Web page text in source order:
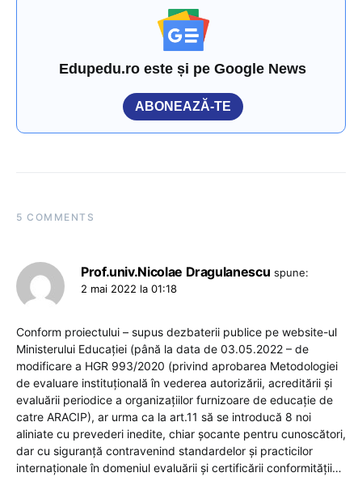
Edupedu.ro este și pe Google News
ABONEAZĂ-TE
5 COMMENTS
Prof.univ.Nicolae Dragulanescu spune:
2 mai 2022 la 01:18
Conform proiectului – supus dezbaterii publice pe website-ul
Ministerului Educației (până la data de 03.05.2022 – de
modificare a HGR 993/2020 (privind aprobarea Metodologiei
de evaluare instituţională în vederea autorizării, acreditării şi
evaluării periodice a organizaţiilor furnizoare de educaţie de
catre ARACIP), ar urma ca la art.11 să se introducă 8 noi
aliniate cu prevederi inedite, chiar șocante pentru cunoscători,
dar cu siguranță contravenind standardelor și practicilor
internaționale în domeniul evaluării și certificării conformității…